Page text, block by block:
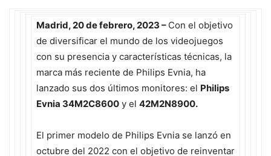
Madrid, 20 de febrero, 2023 – Con el objetivo
de diversificar el mundo de los videojuegos
con su presencia y características técnicas, la
marca más reciente de Philips Evnia, ha
lanzado sus dos últimos monitores: el Philips
Evnia 34M2C8600 y el 42M2N8900.
El primer modelo de Philips Evnia se lanzó en
octubre del 2022 con el objetivo de reinventar